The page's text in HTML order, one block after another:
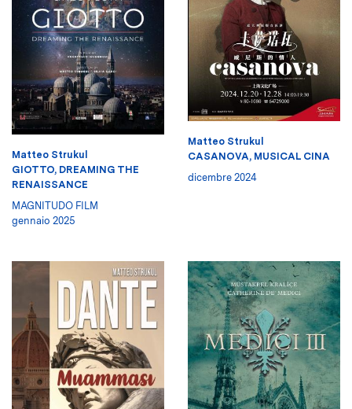
Matteo Strukul
GIOTTO, DREAMING THE
RENAISSANCE
MAGNITUDO FILM
gennaio 2025
Matteo Strukul
CASANOVA, MUSICAL CINA
dicembre 2024